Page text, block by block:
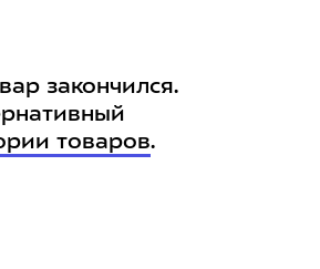
закончился.
товаров.